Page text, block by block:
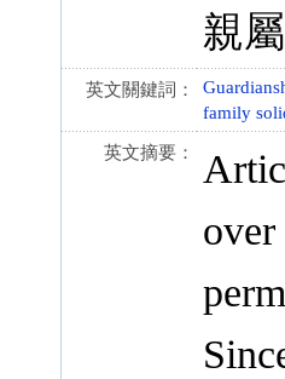
親
英文關鍵詞：
family
英文摘要：
over